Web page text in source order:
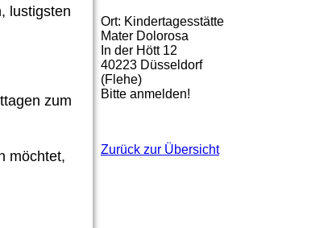
lustigsten
zum
möchtet,
Ort: Kindertagesstätte
Mater Dolorosa
In der Hött 12
40223 Düsseldorf
(Flehe)
Bitte anmelden!
Zurück zur Übersicht